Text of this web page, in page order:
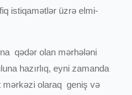
istiqamətlər üzrə elmi-
qədər olan mərhələni
hazırlıq, eyni zamanda
mərkəzi olaraq geniş və